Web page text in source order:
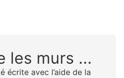
les murs ...
écrite avec l’aide de la